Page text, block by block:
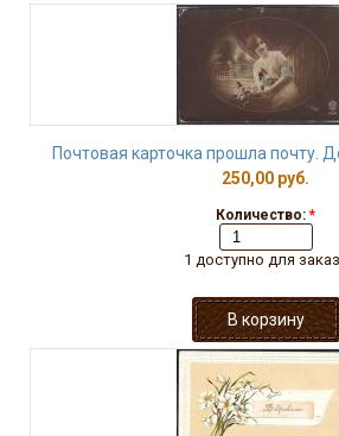
Почтовая карточка прошла почту.
250,00 руб.
Количество: *
1 доступно для